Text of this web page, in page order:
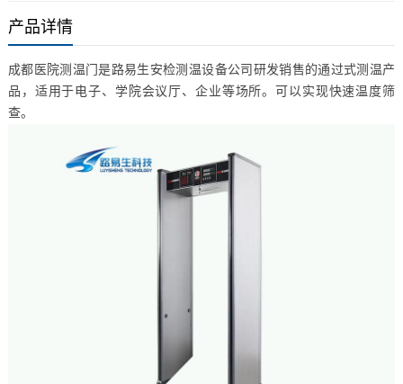
产品详情
成都医院测温门是路易生安检测温设备公司研发销售的通过式测温产
品，适用于电子、学院会议厅、企业等场所。可以实现快速温度筛
查。